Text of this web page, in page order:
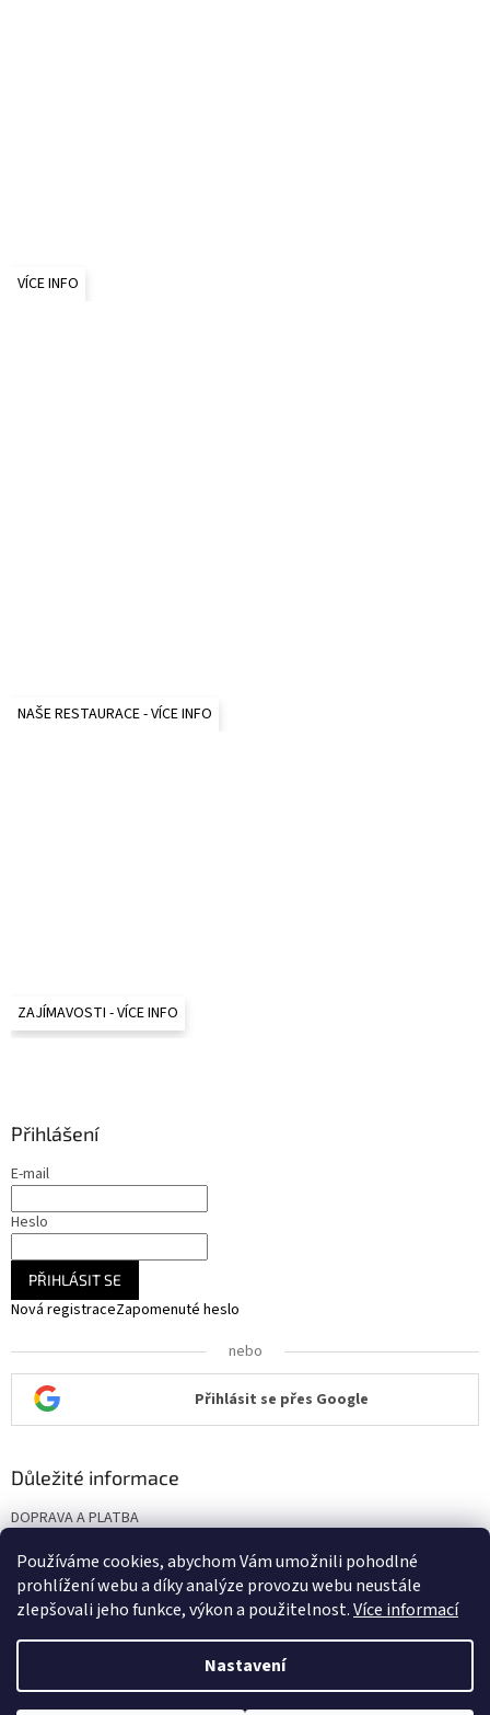
Používáme cookies, abychom Vám umožnili pohodlné
prohlížení webu a díky analýze provozu webu neustále
zlepšovali jeho funkce, výkon a použitelnost.Více informací
Nastavení
VÍCE INFO
NAŠE RESTAURACE - VÍCE INFO
ZAJÍMAVOSTI - VÍCE INFO
Přihlášení
E-mail
Heslo
PŘIHLÁSIT SE
Nová registraceZapomenuté heslo
nebo
Přihlásit se přes Google
Důležité informace
DOPRAVA A PLATBA
Obchodní podmínky
Podmínky ochrany osobních údajů
Vytvořil Shoptet